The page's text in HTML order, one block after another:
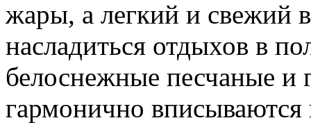
жары, а легкий и свежий
насладиться отдыхов в
белоснежные песчаные и
гармонично